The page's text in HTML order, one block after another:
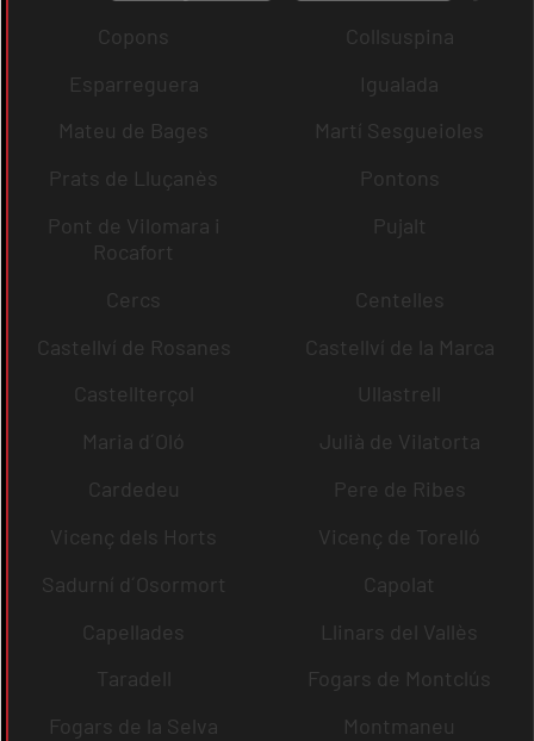
Copons
Collsuspina
Esparreguera
Igualada
Mateu de Bages
Martí Sesgueioles
Prats de Lluçanès
Pontons
Pont de Vilomara i
Rocafort
Pujalt
Cercs
Centelles
Castellví de Rosanes
Castellví de la Marca
Castellterçol
Ullastrell
Maria d´Oló
Julià de Vilatorta
Cardedeu
Pere de Ribes
Vicenç dels Horts
Vicenç de Torelló
Sadurní d´Osormort
Capolat
Capellades
Llinars del Vallès
Taradell
Fogars de Montclús
Fogars de la Selva
Montmaneu